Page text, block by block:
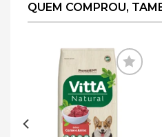
QUEM COMPROU,
Adicionar
à lista de
desejos